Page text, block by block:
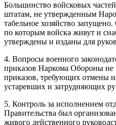
Большинство войсковых
штатам, не утвержденным
табельное хозяйство
по которым войска живут и
утверждены и изданы для
4. Вопросы военного
приказов Наркома Обороны
приказов, требующих отмены
устаревших и затрудняющих
5. Контроль за исполнением
Правительства был
живого действенного